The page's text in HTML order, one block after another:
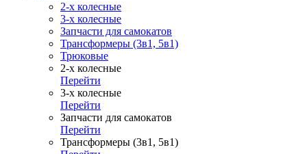
2-х колесные
3-х колесные
Запчасти для самокатов
Трансформеры (3в1, 5в1)
Трюковые
2-х колесные
Перейти
3-х колесные
Перейти
Запчасти для самокатов
Перейти
Трансформеры (3в1, 5в1)